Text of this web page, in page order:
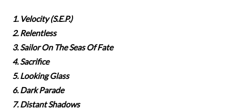
1. Velocity (S.E.P.)
2. Relentless
3. Sailor On The Seas Of Fate
4. Sacrifice
5. Looking Glass
6. Dark Parade
7. Distant Shadows